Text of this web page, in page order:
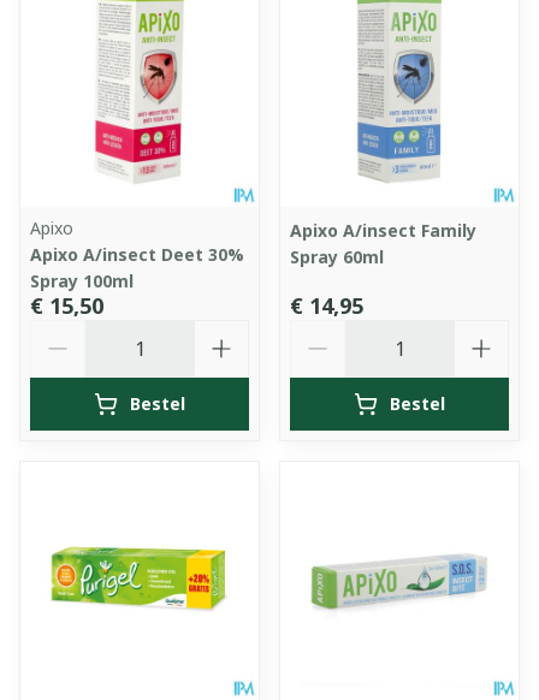
Apixo
Apixo A/insect Deet 30%
Spray 100ml
€ 15,50
Bestel
Apixo A/insect Family
Spray 60ml
€ 14,95
Bestel